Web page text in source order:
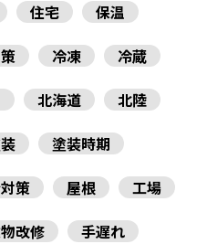
住宅
保温
冷凍
冷蔵
北海道
北陸
塗装時期
策 屋根
工場
改修
手遅れ